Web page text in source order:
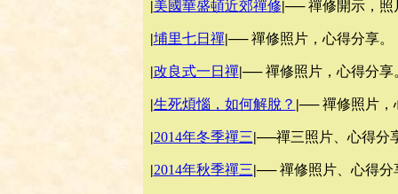
|美國華盛頓近郊禪修|── 禪修開示，照
|埔里七日禪|── 禪修照片，心得分享。
|改良式一日禪|── 禪修照片，心得分享
|生死煩惱，如何解脫？ |── 禪修照片，
|2014年冬季禪三|──禪三照片、心得分
|2014年秋季禪三|── 禪修照片、心得分